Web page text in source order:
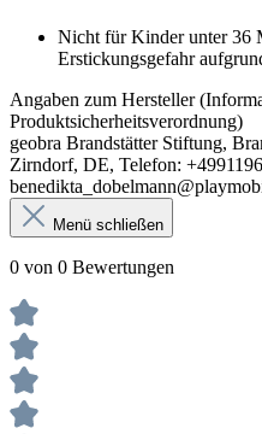
Nicht für Kinder unter 36
Erstickungsgefahr
Angaben zum Hersteller
Produktsicherheitsverordnung)
geobra Brandstätter Stiftung,
Zirndorf, DE, Telefon:
Menü schließen
0 von 0 Bewertungen